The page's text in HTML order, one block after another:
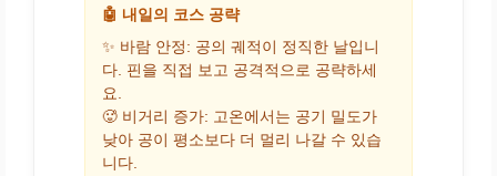
🤖 내일의 코스 공략
✨ 바람 안정: 공의 궤적이 정직한 날입니
다. 핀을 직접 보고 공격적으로 공략하세
요.
🥵 비거리 증가: 고온에서는 공기 밀도가
낮아 공이 평소보다 더 멀리 나갈 수 있습
니다.